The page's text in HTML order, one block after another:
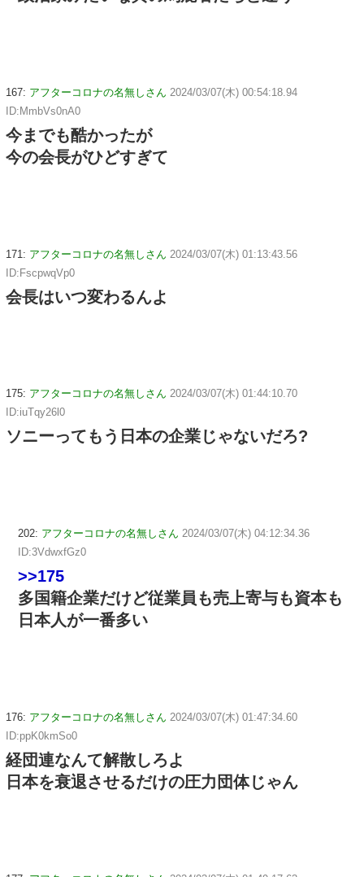
167: アフターコロナの名無しさん 2024/03/07(木) 00:54:18.94
ID:MmbVs0nA0
今までも酷かったが
今の会長がひどすぎて
171: アフターコロナの名無しさん 2024/03/07(木) 01:13:43.56
ID:FscpwqVp0
会長はいつ変わるんよ
175: アフターコロナの名無しさん 2024/03/07(木) 01:44:10.70
ID:iuTqy26l0
ソニーってもう日本の企業じゃないだろ?
202: アフターコロナの名無しさん 2024/03/07(木) 04:12:34.36
ID:3VdwxfGz0
>>175
多国籍企業だけど従業員も売上寄与も資本も
日本人が一番多い
176: アフターコロナの名無しさん 2024/03/07(木) 01:47:34.60
ID:ppK0kmSo0
経団連なんて解散しろよ
日本を衰退させるだけの圧力団体じゃん